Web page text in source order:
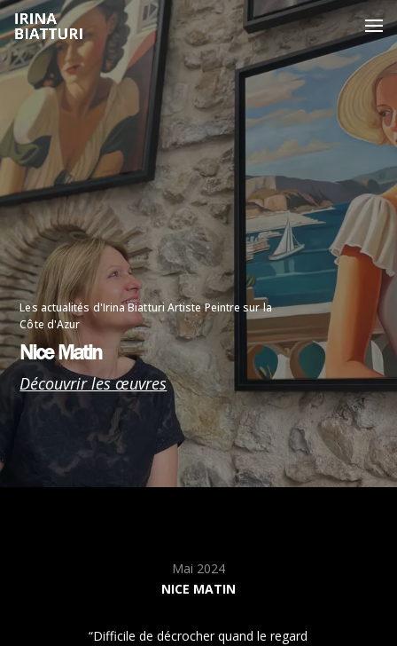
Les actualités d'Irina Biatturi Artiste Peintre sur la
Côte d'Azur
Nice Matin
Découvrir les œuvres
Mai 2024
NICE MATIN
“Difficile de décrocher quand le regard